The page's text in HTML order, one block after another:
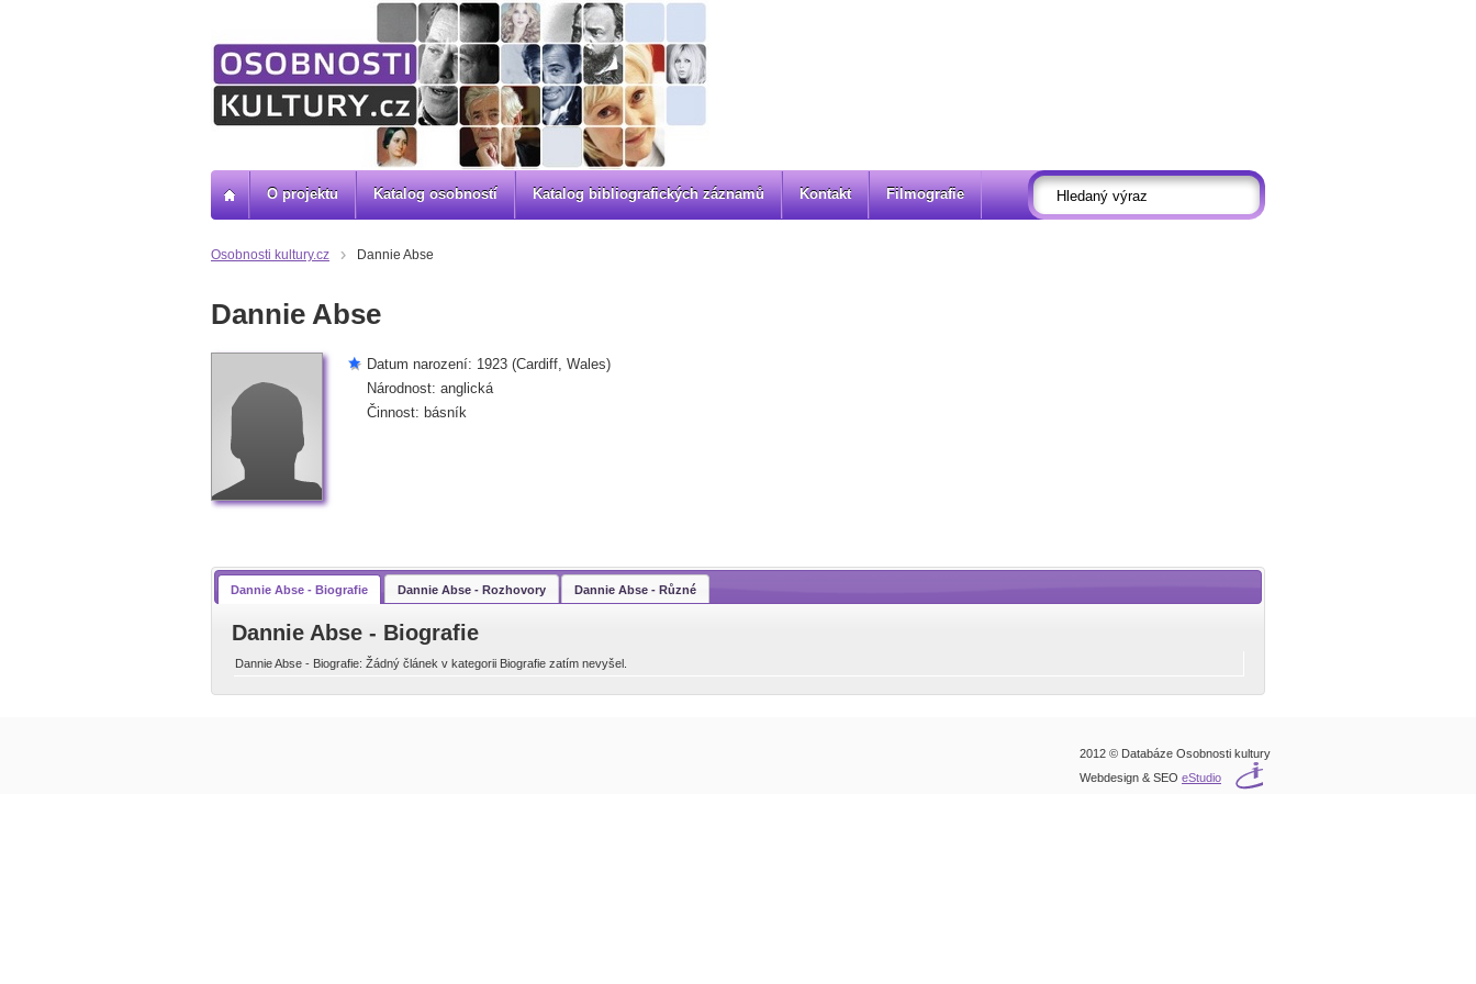
Osobnosti kultury.cz Dannie Abse
Dannie Abse
Datum narození: 1923 (Cardiff, Wales)
Národnost: anglická
Činnost: básník
Dannie Abse - Biografie Dannie Abse - Rozhovory Dannie Abse - Různé
Dannie Abse - Biografie
Dannie Abse - Biografie: Žádný článek v kategorii Biografie zatím nevyšel.
O projektu Katalog osobností Katalog bibliografických záznamů Kontakt Filmografie
2012 © Databáze Osobnosti kultury
Webdesign & SEO eStudio